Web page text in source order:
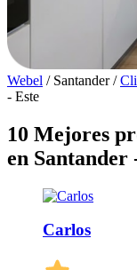
Webel / Santander /
- Este
10 Mejores
en Santander
Carlos